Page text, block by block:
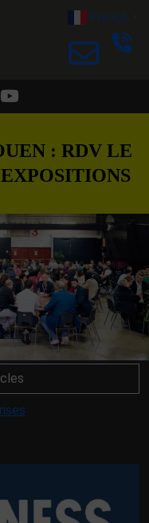
French
: RDV LE